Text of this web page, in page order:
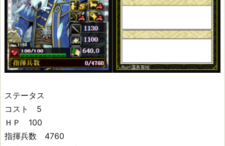
馬
晴
信
キ
ル
ステータス
コスト 5
ＨＰ 100
指揮兵数 4760